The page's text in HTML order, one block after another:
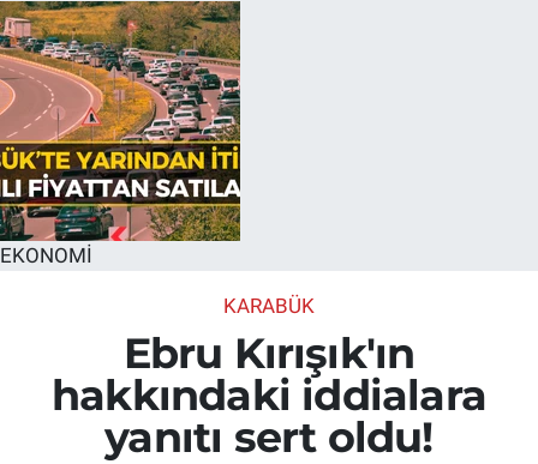
EKONOMİ
KARABÜK
Ebru Kırışık'ın
hakkındaki iddialara
yanıtı sert oldu!
Haber Arşivi